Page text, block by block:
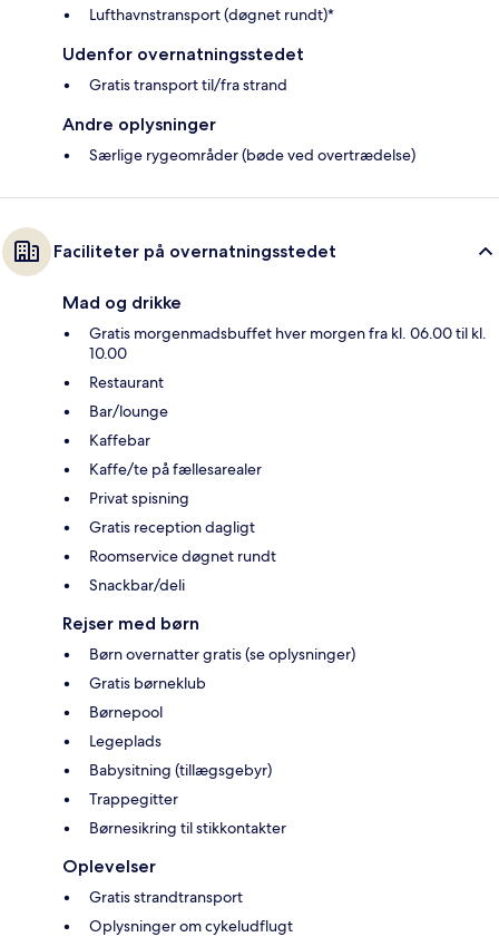
Lufthavnstransport (døgnet rundt)*
Udenfor overnatningsstedet
Gratis transport til/fra strand
Andre oplysninger
Særlige rygeområder (bøde ved overtrædelse)
Faciliteter på overnatningsstedet
Mad og drikke
Gratis morgenmadsbuffet hver morgen fra kl. 06.00 til kl.
10.00
Restaurant
Bar/lounge
Kaffebar
Kaffe/te på fællesarealer
Privat spisning
Gratis reception dagligt
Roomservice døgnet rundt
Snackbar/deli
Rejser med børn
Børn overnatter gratis (se oplysninger)
Gratis børneklub
Børnepool
Legeplads
Babysitning (tillægsgebyr)
Trappegitter
Børnesikring til stikkontakter
Oplevelser
Gratis strandtransport
Oplysninger om cykeludflugt